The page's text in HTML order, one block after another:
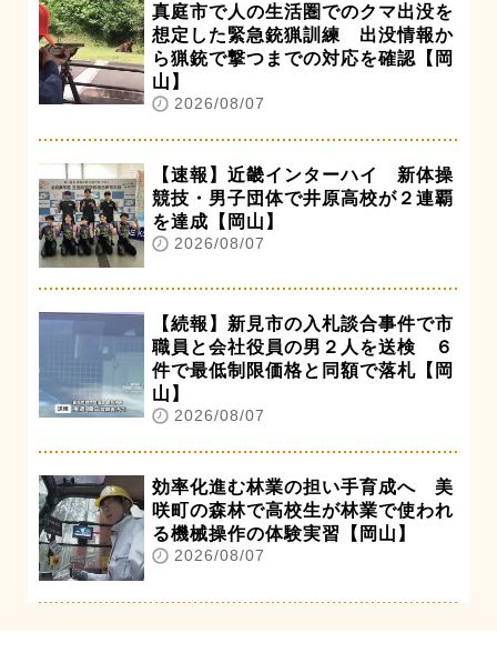
真庭市で人の生活圏でのクマ出没を
想定した緊急銃猟訓練 出没情報か
ら猟銃で撃つまでの対応を確認【岡
山】
2026/08/07
【速報】近畿インターハイ 新体操
競技・男子団体で井原高校が２連覇
を達成【岡山】
2026/08/07
【続報】新見市の入札談合事件で市
職員と会社役員の男２人を送検 ６
件で最低制限価格と同額で落札【岡
山】
2026/08/07
効率化進む林業の担い手育成へ 美
咲町の森林で高校生が林業で使われ
る機械操作の体験実習【岡山】
2026/08/07